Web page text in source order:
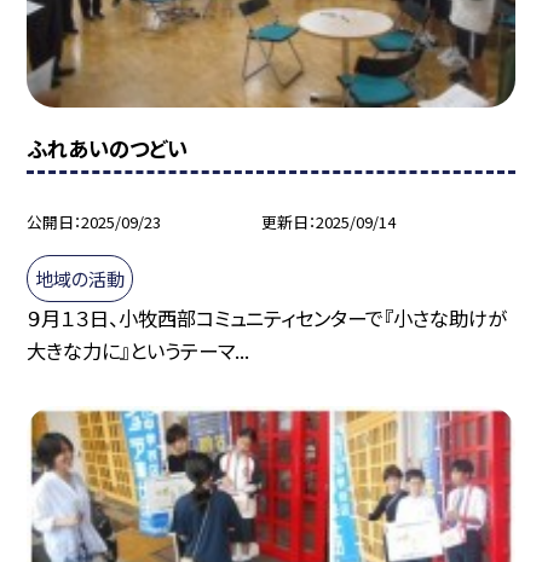
ふれあいのつどい
公開日 2025/09/23 更新日 2025/09/14
地域の活動
９月１３日、小牧西部コミュニティセンターで『小さな助けが
大きな力に』というテーマ...